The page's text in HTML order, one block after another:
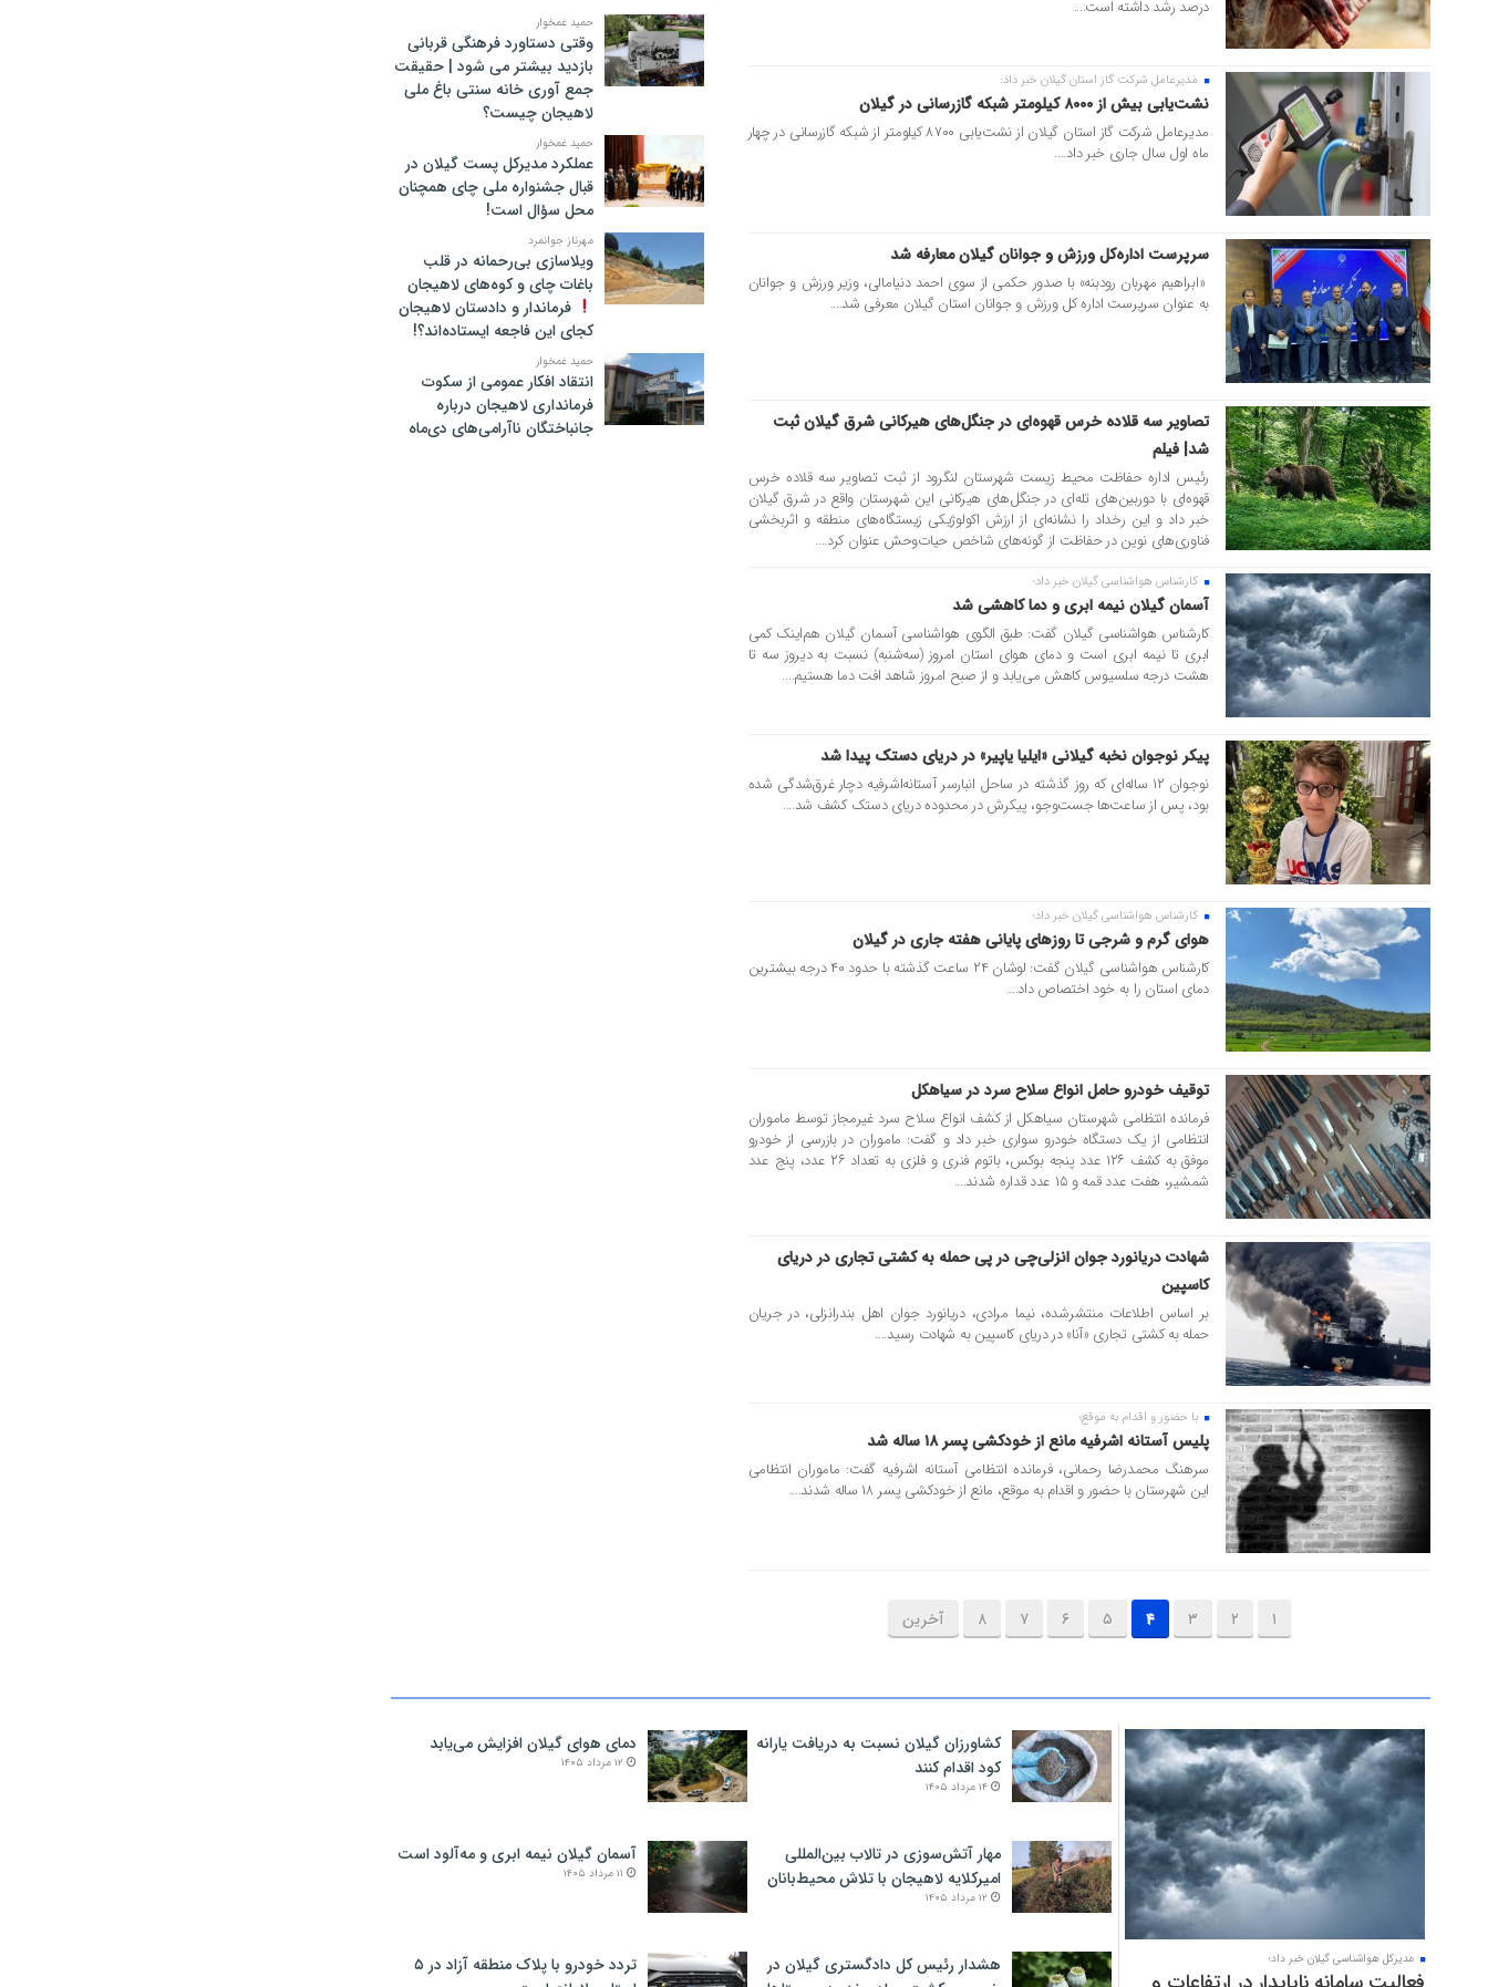
درصد رشد داشته است....
مدیرعامل شرکت گاز استان گیلان خبر داد:
نشت‌یابی بیش از ۸۰۰۰ کیلومتر شبکه گازرسانی در گیلان
مدیرعامل شرکت گاز استان گیلان از نشت‌یابی ۸۷۰۰ کیلومتر از شبکه گازرسانی در چهار
ماه اول سال جاری خبر داد....
۰۶ مرداد ۱۴۰۵ سرپرست اداره‌کل ورزش و جوانان گیلان معارفه شد
«ابراهیم مهربان رودبنه» با صدور حکمی از سوی احمد دنیامالی، وزیر ورزش و جوانان
به عنوان سرپرست اداره‌ کل ورزش و جوانان استان گیلان معرفی شد....
۰۶ مرداد ۱۴۰۵
تصاویر سه قلاده خرس قهوه‌ای در جنگل‌های هیرکانی شرق گیلان ثبت
شد| فیلم
رئیس اداره حفاظت محیط زیست شهرستان لنگرود از ثبت تصاویر سه قلاده خرس
قهوه‌ای با دوربین‌های تله‌ای در جنگل‌های هیرکانی این شهرستان واقع در شرق گیلان
خبر داد و این رخداد را نشانه‌ای از ارزش اکولوژیکی زیستگاه‌های منطقه و اثربخشی
فناوری‌های نوین در حفاظت از گونه‌های شاخص حیات‌وحش عنوان کرد....
۰۶ مرداد ۱۴۰۵
کارشناس هواشناسی گیلان خبر داد؛
آسمان گیلان نیمه ابری و دما کاهشی شد
کارشناس هواشناسی گیلان گفت: طبق الگوی هواشناسی آسمان گیلان هم‌اینک کمی
ابری تا نیمه ابری است و دمای هوای استان امروز (سه‌شنبه) نسبت به دیروز سه تا
هشت درجه سلسیوس کاهش می‌یابد و از صبح امروز شاهد افت دما هستیم....
۰۶ مرداد ۱۴۰۵ پیکر نوجوان نخبه گیلانی «ایلیا یاپیر» در دریای دستک پیدا شد
نوجوان ۱۲ ساله‌ای که روز گذشته در ساحل انبارسر آستانه‌اشرفیه دچار غرق‌شدگی شده
بود، پس از ساعت‌ها جست‌وجو، پیکرش در محدوده دریای دستک کشف شد....
۰۵ مرداد ۱۴۰۵
کارشناس هواشناسی گیلان خبر داد؛
هوای گرم و شرجی تا روزهای پایانی هفته جاری در گیلان
کارشناس هواشناسی گیلان گفت: لوشان ۲۴ ساعت گذشته با حدود ۴۰ درجه بیشترین
دمای استان را به خود اختصاص داد....
۰۵ مرداد ۱۴۰۵ توقیف خودرو حامل انواع سلاح سرد در سیاهکل
فرمانده انتظامی شهرستان سیاهکل از کشف انواع سلاح سرد غیرمجاز توسط ماموران
انتظامی از یک دستگاه خودرو سواری خبر داد و گفت: ماموران در بازرسی از خودرو
موفق به کشف ۱۲۶ عدد پنجه بوکس، باتوم فنری و فلزی به تعداد ۲۶ عدد، پنج عدد
شمشیر، هفت عدد قمه و ۱۵ عدد قداره شدند....
شهادت دریانورد جوان انزلی‌چی در پی حمله به کشتی تجاری در دریای
کاسپین
بر اساس اطلاعات منتشرشده، نیما مرادی، دریانورد جوان اهل بندرانزلی، در جریان
حمله به کشتی تجاری «آنا» در دریای کاسپین به شهادت رسید....
با حضور و اقدام به موقع؛
پلیس آستانه‌ اشرفیه مانع از خودکشی پسر ۱۸ ساله شد
سرهنگ محمدرضا رحمانی، فرمانده انتظامی آستانه اشرفیه گفت: ماموران انتظامی
این شهرستان با حضور و اقدام به موقع، مانع از خودکشی پسر ۱۸ ساله شدند....
۱ ۲ ۳ ۴ ۵ ۶ ۷ ۸ آخرین
حمید غمخوار
وقتی دستاورد فرهنگی قربانی
بازدید بیشتر می شود | حقیقت
جمع آوری خانه سنتی باغ ملی
لاهیجان چیست؟
حمید غمخوار
عملکرد مدیرکل پست گیلان در
قبال جشنواره ملی چای همچنان
محل سؤال است!
مهرناز جوانمرد
ویلاسازی بی‌رحمانه در قلب
باغات چای و کوه‌های لاهیجان
فرماندار و دادستان لاهیجان
کجای این فاجعه ایستاده‌اند؟!
حمید غمخوار
انتقاد افکار عمومی از سکوت
فرمانداری لاهیجان درباره
جانباختگان ناآرامی‌های دی‌ماه
۱۴ مرداد ۱۴۰۵
مدیرکل هواشناسی گیلان خبر داد؛
کشاورزان گیلان نسبت به دریافت یارانه
کود اقدام کنند
۱۴ مرداد ۱۴۰۵
دمای هوای گیلان افزایش می‌یابد
مهار آتش‌سوزی در تالاب بین‌المللی
امیرکلایه لاهیجان با تلاش محیط‌بانان
آسمان گیلان نیمه ابری و مه‌آلود است
هشدار رئیس کل دادگستری گیلان در
تردد خودرو با پلاک منطقه آزاد در ۵